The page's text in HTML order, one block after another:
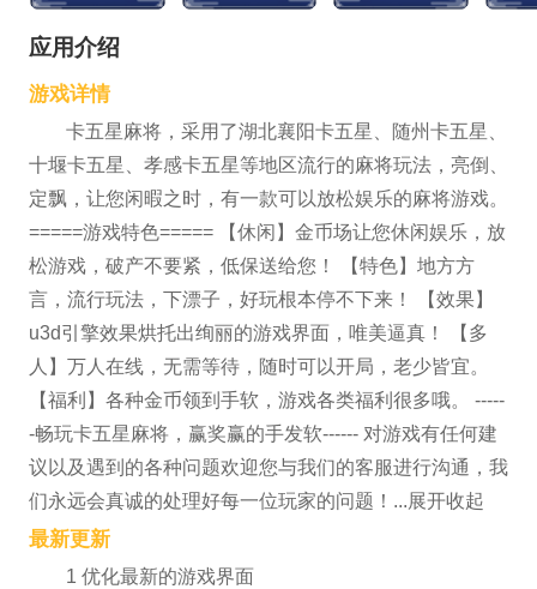
应用介绍
游戏详情
卡五星麻将，采用了湖北襄阳卡五星、随州卡五星、
十堰卡五星、孝感卡五星等地区流行的麻将玩法，亮倒、
定飘，让您闲暇之时，有一款可以放松娱乐的麻将游戏。
=====游戏特色===== 【休闲】金币场让您休闲娱乐，放
松游戏，破产不要紧，低保送给您！ 【特色】地方方
言，流行玩法，下漂子，好玩根本停不下来！ 【效果】
u3d引擎效果烘托出绚丽的游戏界面，唯美逼真！ 【多
人】万人在线，无需等待，随时可以开局，老少皆宜。
【福利】各种金币领到手软，游戏各类福利很多哦。 -----
-畅玩卡五星麻将，赢奖赢的手发软------ 对游戏有任何建
议以及遇到的各种问题欢迎您与我们的客服进行沟通，我
们永远会真诚的处理好每一位玩家的问题！...展开收起
最新更新
1 优化最新的游戏界面